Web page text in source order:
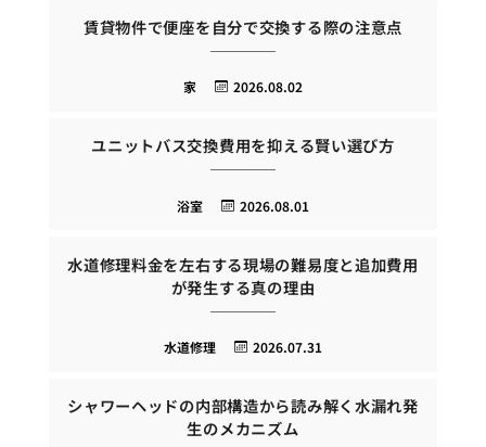
賃貸物件で便座を自分で交換する際の注意点
2026.08.02
家
ユニットバス交換費用を抑える賢い選び方
2026.08.01
浴室
水道修理料金を左右する現場の難易度と追加費用
が発生する真の理由
2026.07.31
水道修理
シャワーヘッドの内部構造から読み解く水漏れ発
生のメカニズム